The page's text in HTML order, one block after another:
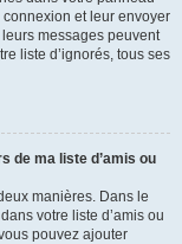
et leur envoyer
messages peuvent
liste d’ignorés, tous ses
de ma liste d’amis ou
manières. Dans le
votre liste d’amis ou
pouvez ajouter